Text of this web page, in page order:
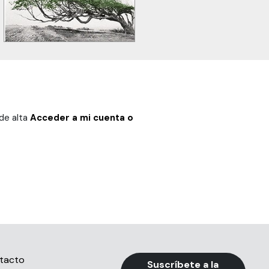
alta Acceder a mi cuenta o
Suscríbete a la